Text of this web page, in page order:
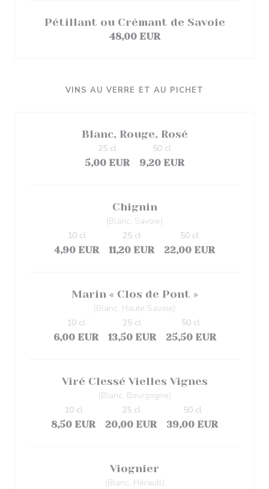
Pétillant ou Crémant de Savoie
48,00 EUR
VINS AU VERRE ET AU PICHET
Blanc, Rouge, Rosé
5,00 EUR
25 cl
9,20 EUR
50 cl
Chignin
(Blanc, Savoie)
4,90 EUR
10 cl
11,20 EUR
25 cl
22,00 EUR
50 cl
Marin « Clos de Pont »
(Blanc, Haute Savoie)
6,00 EUR
10 cl
13,50 EUR
25 cl
25,50 EUR
50 cl
Viré Clessé Vielles Vignes
(Blanc, Bourgogne)
8,50 EUR
10 cl
20,00 EUR
25 cl
39,00 EUR
50 cl
Viognier
(Blanc, Hérault)